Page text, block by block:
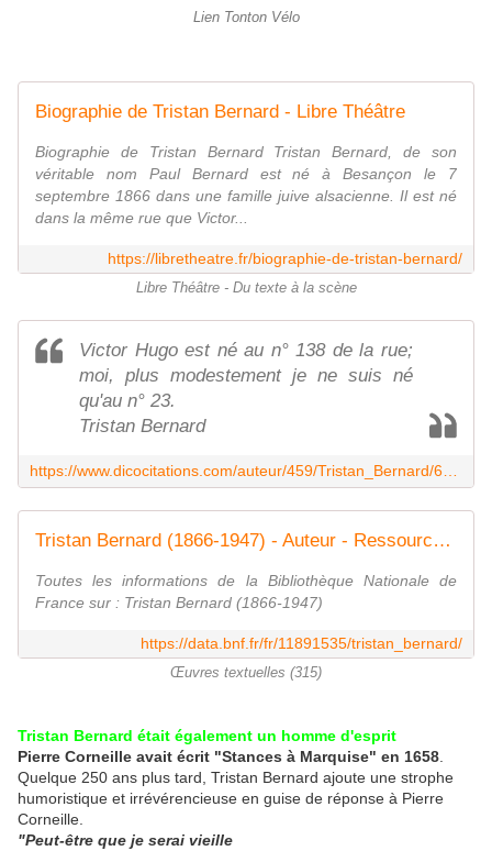
Lien Tonton Vélo
Biographie de Tristan Bernard - Libre Théâtre
Biographie de Tristan Bernard Tristan Bernard, de son
véritable nom Paul Bernard est né à Besançon le 7
septembre 1866 dans une famille juive alsacienne. Il est né
dans la même rue que Victor...
https://libretheatre.fr/biographie-de-tristan-bernard/
Libre Théâtre - Du texte à la scène
Victor Hugo est né au n° 138 de la rue;
moi, plus modestement je ne suis né
qu'au n° 23.
Tristan Bernard
Tristan Bernard (1866-1947) - Auteur - Ressources de la Bibliothèque nationale de France
Toutes les informations de la Bibliothèque Nationale de
France sur : Tristan Bernard (1866-1947)
https://data.bnf.fr/fr/11891535/tristan_bernard/
Œuvres textuelles (315)
Tristan Bernard était également un homme d'esprit
Pierre Corneille avait écrit "Stances à Marquise" en 1658
Quelque 250 ans plus tard, Tristan Bernard ajoute une strophe
humoristique et irrévérencieuse en guise de réponse à Pierre
Corneille.
"Peut-être que je serai vieille